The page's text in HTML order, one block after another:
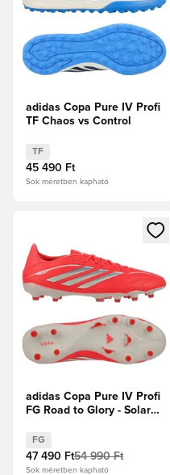
adidas Copa Pure IV Profi
TF Chaos vs Control
TF
45 490 Ft
Sok méretben kapható
Megnyit egy modált a
adidas Copa Pure IV Profi
FG Road to Glory - Solar
Black
FG
47 490 Ft54 990 Ft
Sok méretben kapható